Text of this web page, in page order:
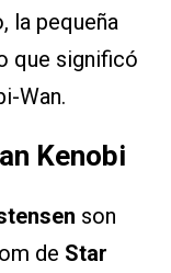
la pequeña
que significó
Wan.
Kenobi
son
de Star